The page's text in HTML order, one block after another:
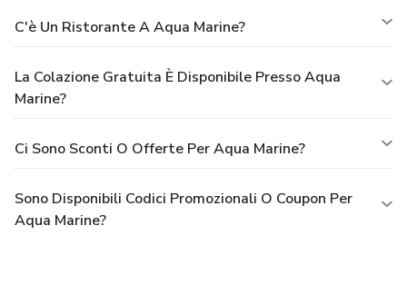
C'è Un Ristorante A Aqua Marine?
La Colazione Gratuita È Disponibile Presso Aqua
Marine?
Ci Sono Sconti O Offerte Per Aqua Marine?
Sono Disponibili Codici Promozionali O Coupon Per
Aqua Marine?